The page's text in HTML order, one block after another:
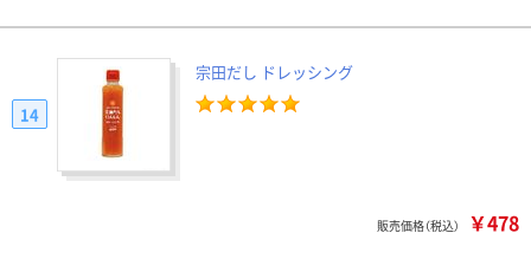
宗田だし ドレッシング
14
販売価格（税込） ￥478